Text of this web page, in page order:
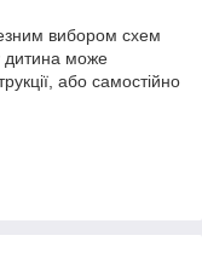
вибором схем
дитина може
або самостійно